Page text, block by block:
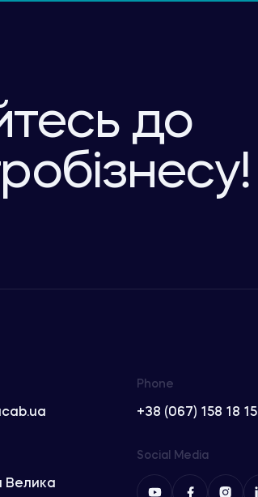
до
Phone
+38 (067) 158 18 15
Велика
Social Media